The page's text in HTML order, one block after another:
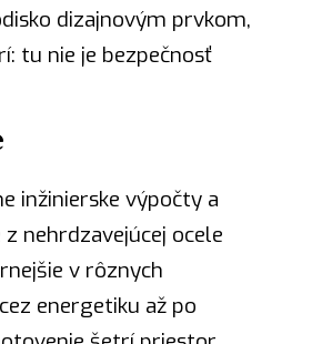
dizajnovým prvkom,
tu nie je bezpečnosť
inžinierske výpočty a
nehrdzavejúcej ocele
v rôznych
energetiku až po